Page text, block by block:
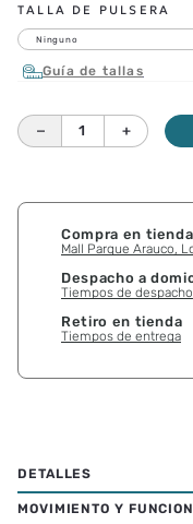
TALLA DE PULSERA
Ninguno
Guía de tallas
＋
－
Compra en
Mall Parque Arauco,
Despacho a
Tiempos de despacho
Retiro en tienda
Tiempos de entrega
MOVIMIENTO Y